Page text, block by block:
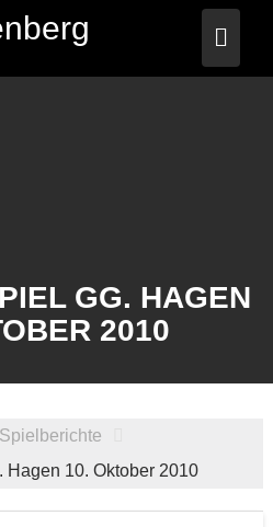
GG. HAGEN
2010
Hagen 10. Oktober 2010